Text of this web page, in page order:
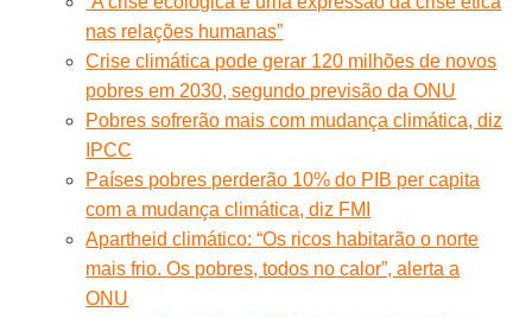
nas relações humanas”
Crise climática pode gerar 120 milhões de novos
pobres em 2030, segundo previsão da ONU
Pobres sofrerão mais com mudança climática, diz
IPCC
Países pobres perderão 10% do PIB per capita
com a mudança climática, diz FMI
Apartheid climático: “Os ricos habitarão o norte
mais frio. Os pobres, todos no calor”, alerta a
ONU